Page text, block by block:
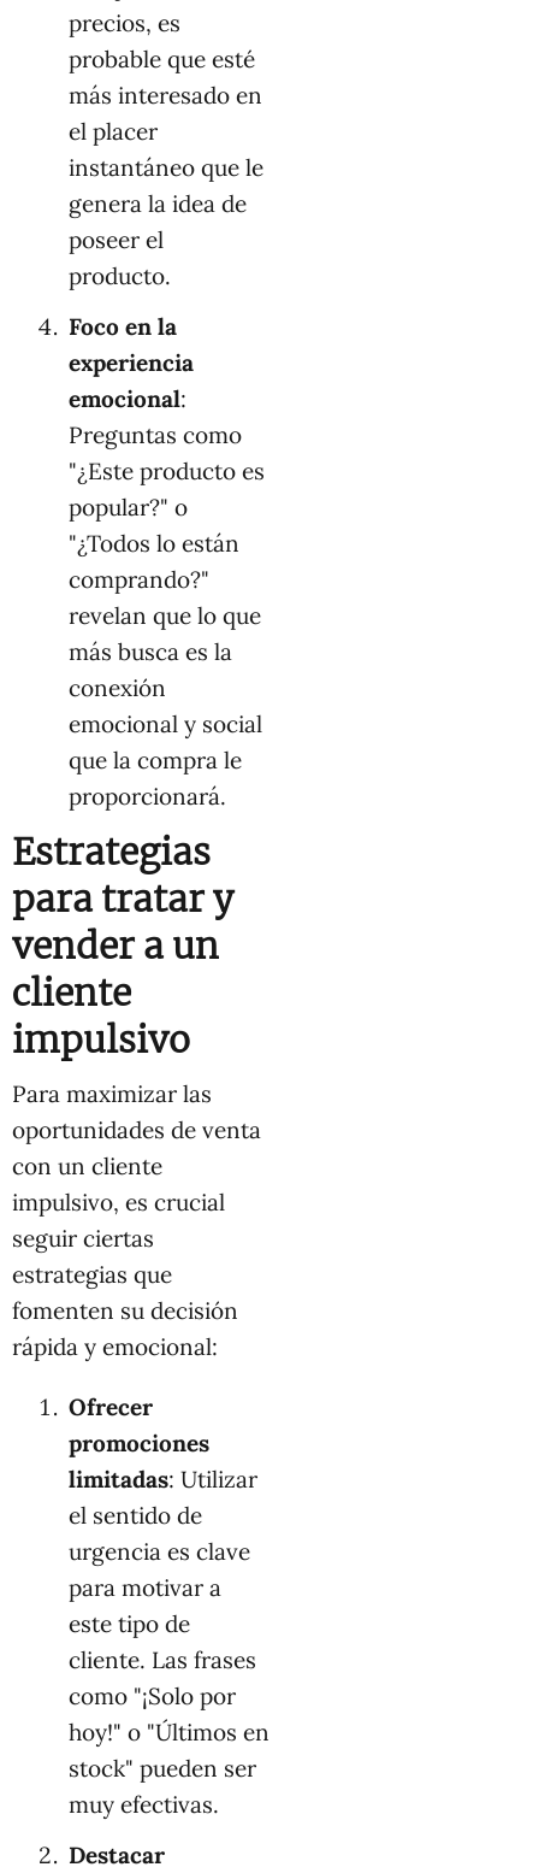
precios, es
probable que esté
más interesado en
el placer
instantáneo que le
genera la idea de
poseer el
producto.
Foco en la
experiencia
emocional:
Preguntas como
"¿Este producto es
popular?" o
"¿Todos lo están
comprando?"
revelan que lo que
más busca es la
conexión
emocional y social
que la compra le
proporcionará.
Estrategias
para tratar y
vender a un
cliente
impulsivo
Para maximizar las
oportunidades de venta
con un cliente
impulsivo, es crucial
seguir ciertas
estrategias que
fomenten su decisión
rápida y emocional:
Ofrecer
promociones
limitadas: Utilizar
el sentido de
urgencia es clave
para motivar a
este tipo de
cliente. Las frases
como "¡Solo por
hoy!" o "Últimos en
stock" pueden ser
muy efectivas.
Destacar